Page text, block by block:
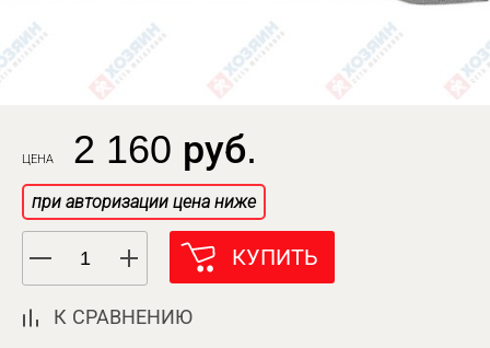
ЦЕНА 2 160 руб.
при авторизации цена ниже
КУПИТЬ
К СРАВНЕНИЮ